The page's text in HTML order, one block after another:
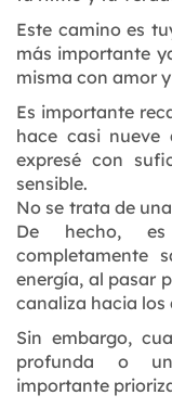
Este camino es
más importante
misma con amor
Es importante
hace casi
expresé con
sensible.
No se trata de
De hecho,
completamente
energía, al pasar
canaliza hacia los
Sin embargo,
profunda o un
importante